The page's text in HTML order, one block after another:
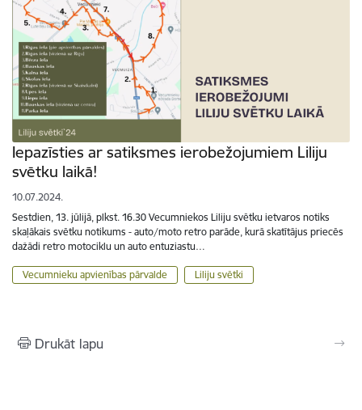
Iepazīsties ar satiksmes ierobežojumiem Liliju
svētku laikā!
10.07.2024.
Sestdien, 13. jūlijā, plkst. 16.30 Vecumniekos Liliju svētku ietvaros notiks
skaļākais svētku notikums - auto/moto retro parāde, kurā skatītājus priecēs
dažādi retro motociklu un auto entuziastu…
Vecumnieku apvienības pārvalde Liliju svētki
Drukāt lapu